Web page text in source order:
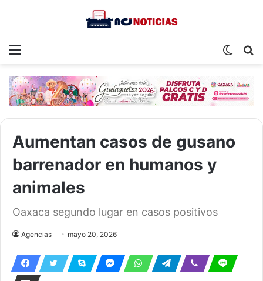
Menu
Switch
Aumentan casos de gusano
barrenador en humanos y
animales
Oaxaca segundo lugar en casos positivos
Agencias mayo 20, 2026